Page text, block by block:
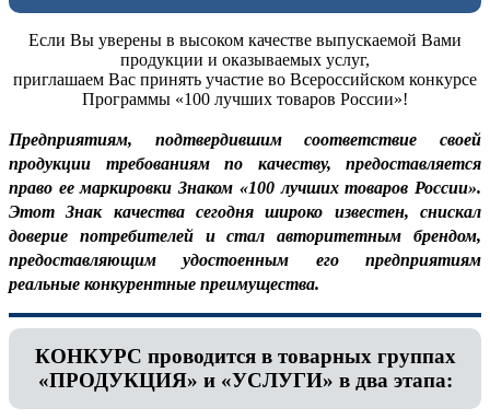
Если Вы уверены в высоком качестве выпускаемой Вами
продукции и оказываемых услуг,
приглашаем Вас принять участие во Всероссийском конкурсе
Программы «100 лучших товаров России»!
Предприятиям, подтвердившим соответствие своей
продукции требованиям по качеству, предоставляется
право ее маркировки Знаком «100 лучших товаров России».
Этот Знак качества сегодня широко известен, снискал
доверие потребителей и стал авторитетным брендом,
предоставляющим удостоенным его предприятиям
реальные конкурентные преимущества.
КОНКУРС проводится в товарных группах
«ПРОДУКЦИЯ» и «УСЛУГИ» в два этапа: